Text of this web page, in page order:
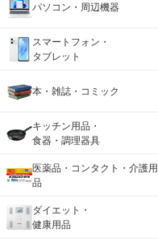
パソコン・周辺機器
スマートフォン・
タブレット
本・雑誌・コミック
キッチン用品・
食器・調理器具
医薬品・コンタクト・介護用
品
ダイエット・
健康用品